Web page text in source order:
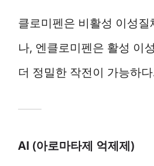
클로미펜은 비활성 이성
나, 엔클로미펜은 활성 이
더 정밀한 작전이 가능하
AI (아로마타제 억제제)